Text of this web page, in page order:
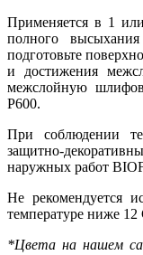
Применяется в 1
полного
подготовьте
и достижения
межслойную
P600.
При соблюдении
защитно-
наружных работ
Не рекомендуется
температуре ниже
*Цвета на нашем